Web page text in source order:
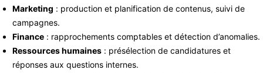
Marketing : production et planification de contenus, suivi de
campagnes.
Finance : rapprochements comptables et détection d’anomalies.
Ressources humaines : présélection de candidatures et
réponses aux questions internes.